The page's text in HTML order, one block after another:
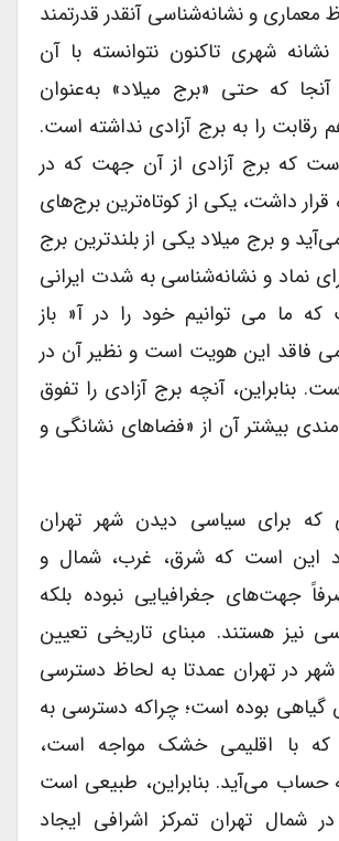
معماری و نشانه‌شناسی آنقدر قدرتمند
شهری تاکنون نتوانسته با آن
آنجا که حتی «برج میلاد» به‌عنوان
رقابت را به برج آزادی نداشته است.
که برج آزادی از آن جهت که در
قرار داشت، یکی از کوتاه‌ترین برج‌های
و برج میلاد یکی از بلندترین برج
نماد و نشانه‌شناسی به شدت ایرانی
ما می توانیم خود را در آ« باز
فاقد این هویت است و نظیر آن در
بنابراین، آنچه برج آزادی را تفوق
بیشتر آن از «فضاهای نشانگی و
که برای سیاسی دیدن شهر تهران
این است که شرق، غرب، شمال و
جهت‌های جغرافیایی نبوده بلکه
نیز هستند. مبنای تاریخی تعیین
در تهران عمدتا به لحاظ دسترسی
بوده است؛ چراکه دسترسی به
با اقلیمی خشک مواجه است،
حساب می‌آید. بنابراین، طبیعی است
تهران تمرکز اشرافی ایجاد